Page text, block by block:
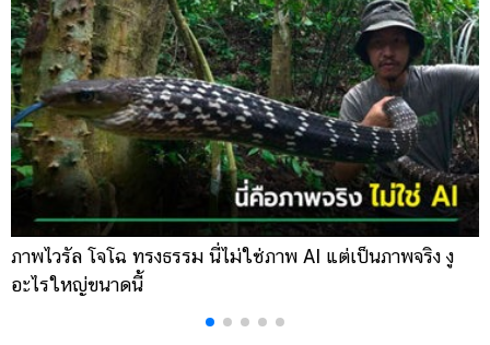
ภาพไวรัล โจโฉ ทรงธรรม นี่ไม่ใช่ภาพ AI แต่เป็นภาพจริง งู
อะไรใหญ่ขนาดนี้